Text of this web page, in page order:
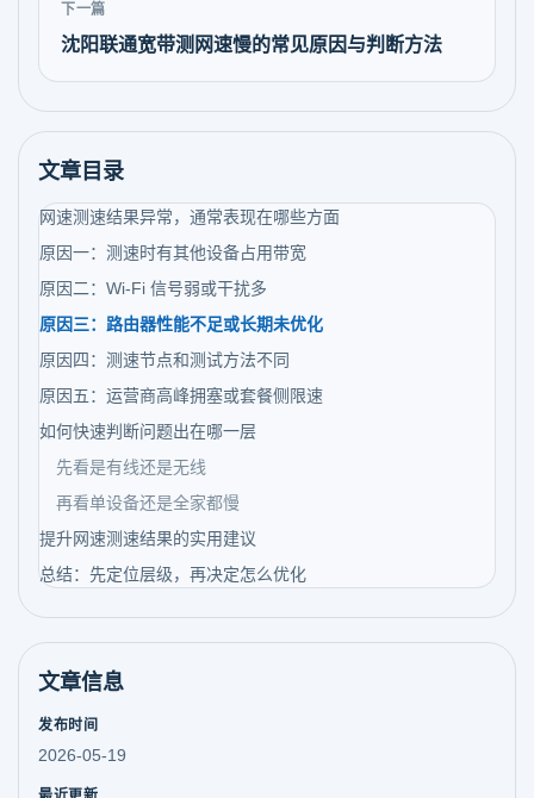
下一篇
沈阳联通宽带测网速慢的常见原因与判断方法
文章目录
网速测速结果异常，通常表现在哪些方面
原因一：测速时有其他设备占用带宽
原因二：Wi-Fi 信号弱或干扰多
原因三：路由器性能不足或长期未优化
原因四：测速节点和测试方法不同
原因五：运营商高峰拥塞或套餐侧限速
如何快速判断问题出在哪一层
先看是有线还是无线
再看单设备还是全家都慢
提升网速测速结果的实用建议
总结：先定位层级，再决定怎么优化
文章信息
发布时间
2026-05-19